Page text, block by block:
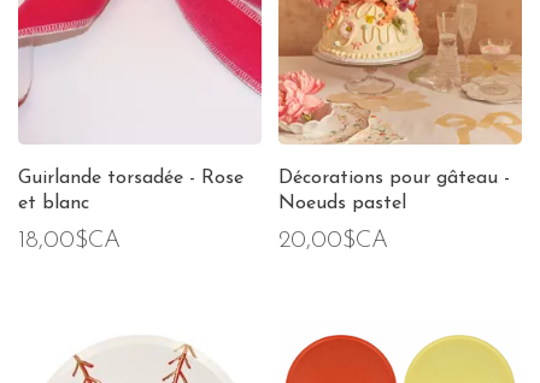
Guirlande torsadée - Rose
et blanc
18,00$CA
Décorations pour gâteau -
Noeuds pastel
20,00$CA